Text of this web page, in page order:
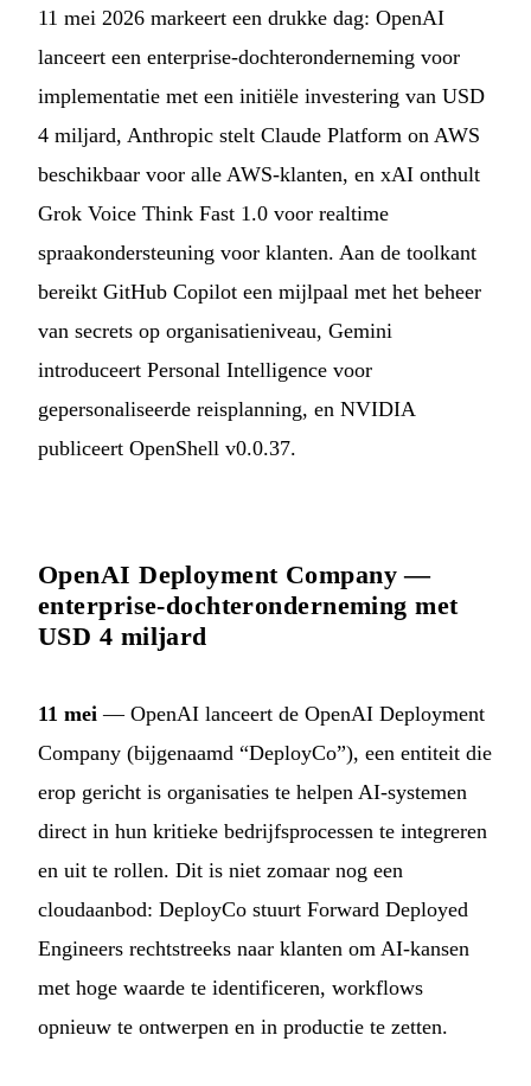
11 mei 2026 markeert een drukke dag: OpenAI
lanceert een enterprise-dochteronderneming voor
implementatie met een initiële investering van USD
4 miljard, Anthropic stelt Claude Platform on AWS
beschikbaar voor alle AWS-klanten, en xAI onthult
Grok Voice Think Fast 1.0 voor realtime
spraakondersteuning voor klanten. Aan de toolkant
bereikt GitHub Copilot een mijlpaal met het beheer
van secrets op organisatieniveau, Gemini
introduceert Personal Intelligence voor
gepersonaliseerde reisplanning, en NVIDIA
publiceert OpenShell v0.0.37.
OpenAI Deployment Company —
enterprise-dochteronderneming met
USD 4 miljard
11 mei — OpenAI lanceert de OpenAI Deployment
Company (bijgenaamd “DeployCo”), een entiteit die
erop gericht is organisaties te helpen AI-systemen
direct in hun kritieke bedrijfsprocessen te integreren
en uit te rollen. Dit is niet zomaar nog een
cloudaanbod: DeployCo stuurt Forward Deployed
Engineers rechtstreeks naar klanten om AI-kansen
met hoge waarde te identificeren, workflows
opnieuw te ontwerpen en in productie te zetten.